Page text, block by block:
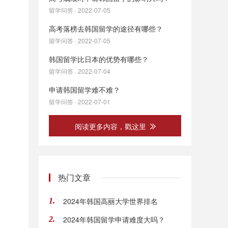
留学问答 · 2022-07-05
高考落榜去韩国留学的途径有哪些？
留学问答 · 2022-07-05
韩国留学比日本的优势有哪些？
留学问答 · 2022-07-04
申请韩国留学难不难？
留学问答 · 2022-07-01
阅读更多内容，戳这里
热门文章
1. 2024年韩国高丽大学世界排名
2. 2024年韩国留学申请难度大吗？